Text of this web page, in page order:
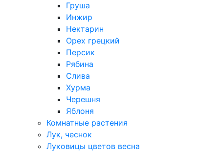
Груша
Инжир
Нектарин
Орех грецкий
Персик
Рябина
Слива
Хурма
Черешня
Яблоня
Комнатные растения
Лук, чеснок
Луковицы цветов весна